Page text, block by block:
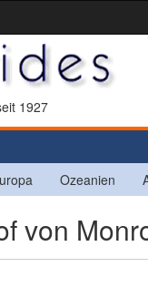
1927
Ozeanien
von